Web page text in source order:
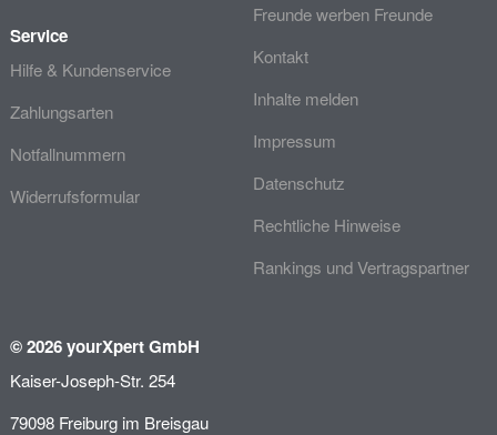
Service
Hilfe & Kundenservice
Zahlungsarten
Notfallnummern
Widerrufsformular
Freunde werben Freunde
Kontakt
Inhalte melden
Impressum
Datenschutz
Rechtliche Hinweise
Rankings und Vertragspartner
© 2026 yourXpert GmbH
Kaiser-Joseph-Str. 254
79098 Freiburg im Breisgau